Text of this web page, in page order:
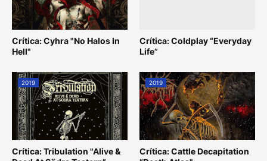
Crítica: Cyhra "No Halos In
Hell"
Crítica: Coldplay “Everyday
Life”
2019
Crítica: Tribulation "Alive &
2019
Crítica: Cattle Decapitation